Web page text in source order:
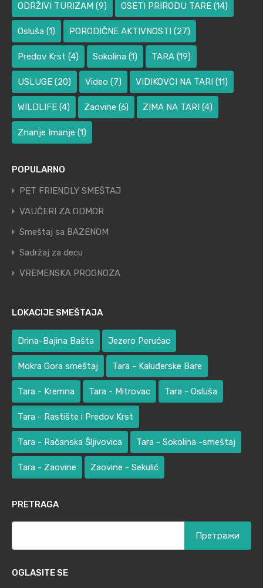
ODRŽIVI TURIZAM (9) OSETI PRIRODU TARE (14)
Osluša (1) PORODIČNE AKTIVNOSTI (27)
Predov Krst (4) Sokolina (1) TARA (19)
USLUGE (20) Video (7) VIDIKOVCI NA TARI (11)
WILDLIFE (4) Zaovine (6) ZIMA NA TARI (4)
Znanje Imanje (1)
POPULARNO
PET FRIENDLY SMEŠTAJ
VAUČERI ZA ODMOR
Smeštaj sa BAZENOM
Sadržaj za decu
VREMENSKA PROGNOZA
LOKACIJE SMEŠTAJA
Drina-Bajina Bašta Jezero Perućac
Mokra Gora smeštaj Tara - Kaluđerske Bare
Tara - Kremna Tara - Mitrovac Tara - Osluša
Tara - Rastište i Predov Krst
Tara - Račanska Šljivovica Tara - Sokolina -smeštaj
Tara - Zaovine Zaovine - Sekulić
PRETRAGA
OGLASITE SE